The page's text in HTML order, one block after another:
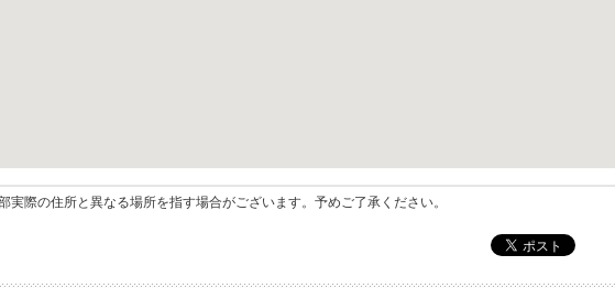
際の住所と異なる場所を指す場合がございます。予めご了承ください。